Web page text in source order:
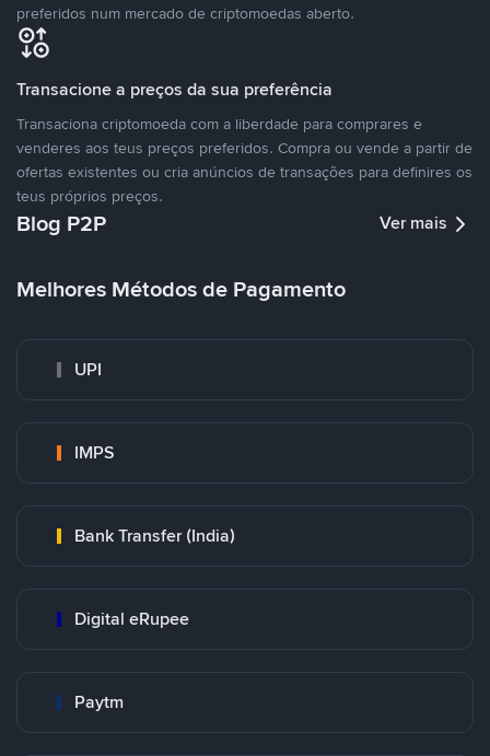
preferidos num mercado de criptomoedas aberto.
Transacione a preços da sua preferência
Transaciona criptomoeda com a liberdade para comprares e
venderes aos teus preços preferidos. Compra ou vende a partir de
ofertas existentes ou cria anúncios de transações para definires os
teus próprios preços.
Blog P2P Ver mais
Melhores Métodos de Pagamento
UPI
IMPS
Bank Transfer (India)
Digital eRupee
Paytm